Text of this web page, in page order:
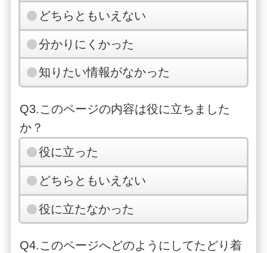
どちらともいえない
分かりにくかった
知りたい情報がなかった
Q3.このページの内容は役に立ちました
か？
役に立った
どちらともいえない
役に立たなかった
Q4.このページへどのようにしてたどり着